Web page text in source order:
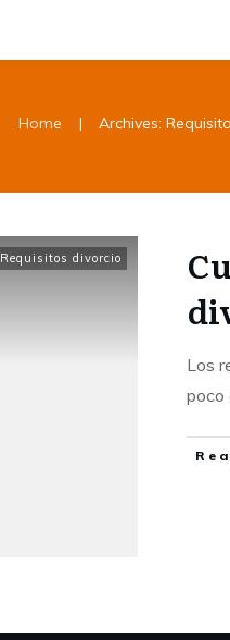
Home | Archives:
Requisitos divorcio
Los
poco